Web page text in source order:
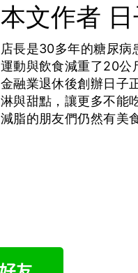
本文作者
店長是30多年的糖尿病
運動與飲食減重了20公
金融業退休後創辦日子
淋與甜點，讓更多不能
減脂的朋友們仍然有美